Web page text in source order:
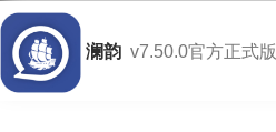
澜韵 v7.50.0官方正式版